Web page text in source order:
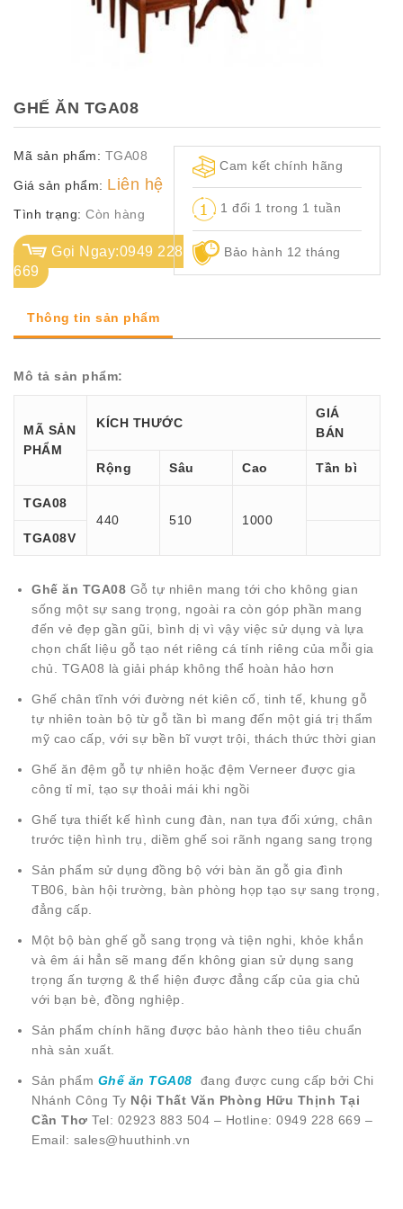
MÃ
CH.
SÁCH
Q.
ĐỊNH
GHẾ ĂN TGA08
Mã sản phẩm: TGA08
Giá sản phẩm: Liên hệ
Tình trạng: Còn hàng
Gọi Ngay:0949 228
669
Cam kết chính hãng
1 đổi 1 trong 1 tuần
Bảo hành 12 tháng
Thông tin sản phẩm
Mô tả sản phẩm:
MÃ SẢN
PHẨM
KÍCH THƯỚC
GIÁ
BÁN
Rộng Sâu Cao Tần bì
TGA08
440
510
1000
TGA08V
Ghế ăn TGA08 Gỗ tự nhiên mang tới cho không gian
sống một sự sang trọng, ngoài ra còn góp phần mang
đến vẻ đẹp gần gũi, bình dị vì vậy việc sử dụng và lựa
chọn chất liệu gỗ tạo nét riêng cá tính riêng của mỗi gia
chủ. TGA08 là giải pháp không thể hoàn hảo hơn
Ghế chân tĩnh với đường nét kiên cố, tinh tế, khung gỗ
tự nhiên toàn bộ từ gỗ tần bì mang đến một giá trị thẩm
mỹ cao cấp, với sự bền bĩ vượt trội, thách thức thời gian
Ghế ăn đệm gỗ tự nhiên hoặc đệm Verneer được gia
công tỉ mỉ, tạo sự thoải mái khi ngồi
Ghế tựa thiết kế hình cung đàn, nan tựa đối xứng, chân
trước tiện hình trụ, diềm ghế soi rãnh ngang sang trọng
Sản phẩm sử dụng đồng bộ với bàn ăn gỗ gia đình
TB06, bàn hội trường, bàn phòng họp tạo sự sang trọng,
đẳng cấp.
Một bộ bàn ghế gỗ sang trọng và tiện nghi, khỏe khắn
và êm ái hẳn sẽ mang đến không gian sử dụng sang
trọng ấn tượng & thể hiện được đẳng cấp của gia chủ
với bạn bè, đồng nghiệp.
Sản phẩm chính hãng được bảo hành theo tiêu chuẩn
nhà sản xuất.
Sản phẩm Ghế ăn TGA08
đang được cung cấp bởi Chi
Nhánh Công Ty Nội Thất Văn Phòng Hữu Thịnh Tại
Cần Thơ Tel: 02923 883 504 – Hotline: 0949 228 669 –
Email: sales@huuthinh.vn